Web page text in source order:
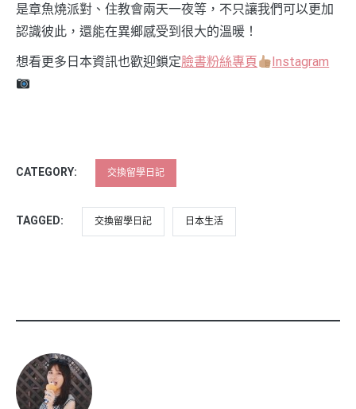
是章魚燒派對、住教會兩天一夜等，不只讓我們可以更加
認識彼此，還能在異鄉感受到很大的溫暖！
想看更多日本資訊也歡迎鎖定臉書粉絲專頁 Instagram
CATEGORY: 交換留學日記
TAGGED: 交換留學日記 日本生活